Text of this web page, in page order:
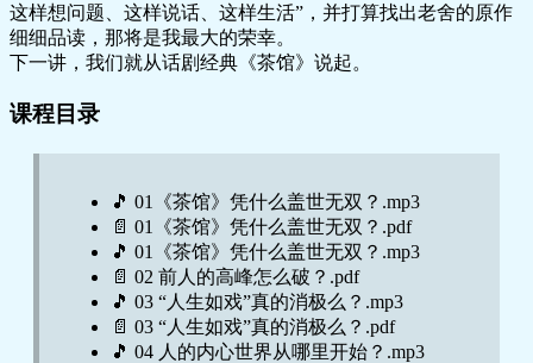
这样想问题、这样说话、这样生活”，并打算找出老舍的原作
细细品读，那将是我最大的荣幸。
下一讲，我们就从话剧经典《茶馆》说起。
课程目录
🎵 01《茶馆》凭什么盖世无双？.mp3
📄 01《茶馆》凭什么盖世无双？.pdf
🎵 01《茶馆》凭什么盖世无双？.mp3
📄 02 前人的高峰怎么破？.pdf
🎵 03 “人生如戏”真的消极么？.mp3
📄 03 “人生如戏”真的消极么？.pdf
🎵 04 人的内心世界从哪里开始？.mp3